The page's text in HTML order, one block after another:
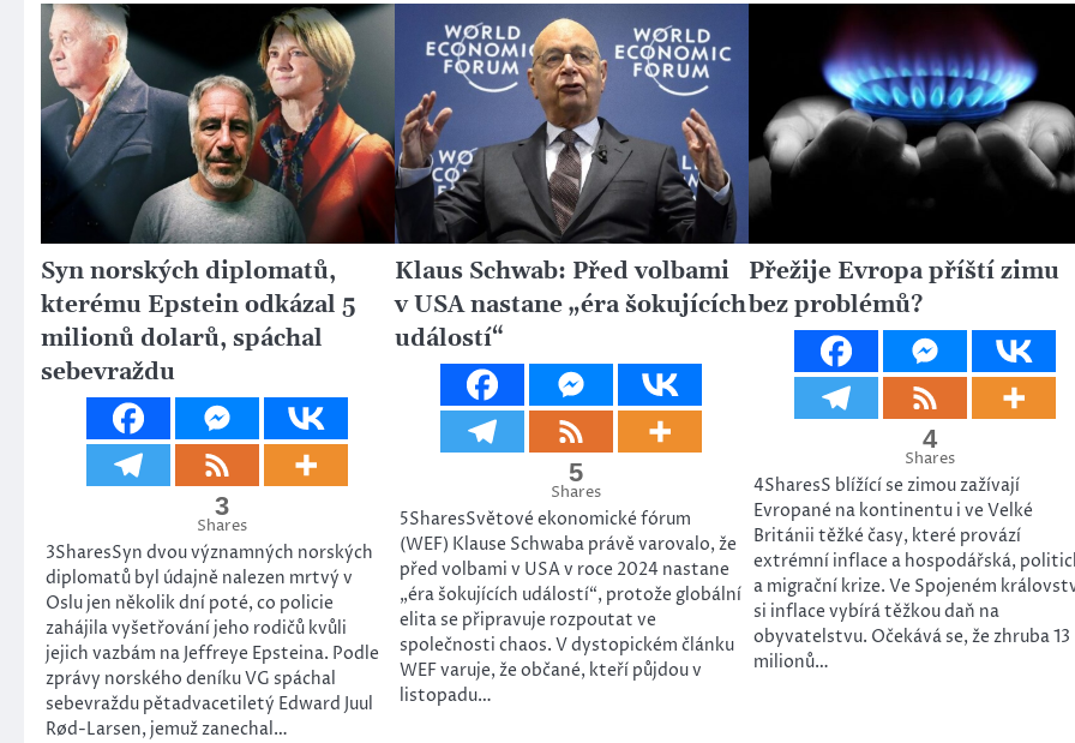
Syn norských diplomatů,
kterému Epstein odkázal 5
milionů dolarů, spáchal
sebevraždu
3
Shares
3SharesSyn dvou významných norských
diplomatů byl údajně nalezen mrtvý v
Oslu jen několik dní poté, co policie
zahájila vyšetřování jeho rodičů kvůli
jejich vazbám na Jeffreye Epsteina. Podle
zprávy norského deníku VG spáchal
sebevraždu pětadvacetiletý Edward Juul
Rød-Larsen, jemuž zanechal…
Klaus Schwab: Před volbami
v USA nastane „éra šokujících
událostí“
5
Shares
5SharesSvětové ekonomické fórum
(WEF) Klause Schwaba právě varovalo, že
před volbami v USA v roce 2024 nastane
„éra šokujících událostí“, protože globální
elita se připravuje rozpoutat ve
společnosti chaos. V dystopickém článku
WEF varuje, že občané, kteří půjdou v
listopadu…
Přežije Evropa příští zimu
bez problémů?
4
Shares
4SharesS blížící se zimou zažívají
Evropané na kontinentu i ve Velké
Británii těžké časy, které provází
extrémní inflace a hospodářská,
a migrační krize. Ve Spojeném
si inflace vybírá těžkou daň na
obyvatelstvu. Očekává se, že zhruba 13
milionů…